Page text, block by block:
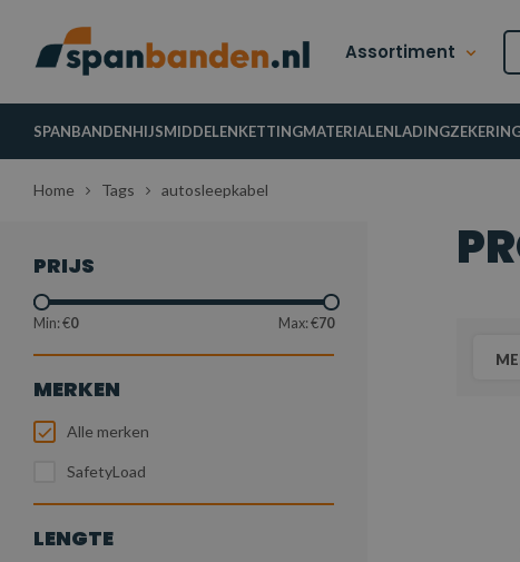
Assortiment
SPANBANDENHIJSMIDDELENKETTINGMATERIALEN
Home Tags autosleepkabel
PRIJS
Min: €0 Max: €70
MERKEN
Alle merken
SafetyLoad
LENGTE